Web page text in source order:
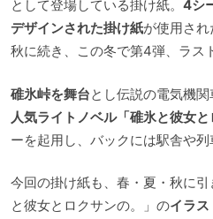
として登場している掛け紙。 4シ
デザインされた掛け紙が使用され
秋に続き、この冬で第4弾、ラス
碓氷峠を舞台とし伝説の電気機
人気ライトノベル「碓氷と彼女と
ーを起用し、バックには駅舎や列
今回の掛け紙も、春・夏・秋に
と彼女とロクサンの。」のイラ